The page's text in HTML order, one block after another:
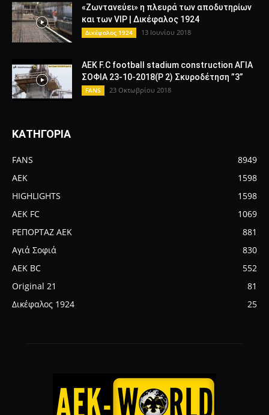
«Ζωντανεύει» η πλευρά των αποδυτηρίων
και των VIP | Δικέφαλος 1924
Δικέφαλος 1924 13 Ιουνίου 2018
AEK F.C football stadium construction ΑΓΙΑ
ΣΟΦΙΑ 23-10-2018(P 2) Σκυροδέτηση ”3”
FANS 23 Οκτωβρίου 2018
ΚΑΤΗΓΟΡΙΑ
FANS
8949
AEK
1598
HIGHLIGHTS
1598
AEK FC
1069
ΡΕΠΟΡΤΑΖ ΑΕΚ
881
Αγιά Σοφιά
830
AEK BC
552
Original 21
81
Δικέφαλος 1924
25